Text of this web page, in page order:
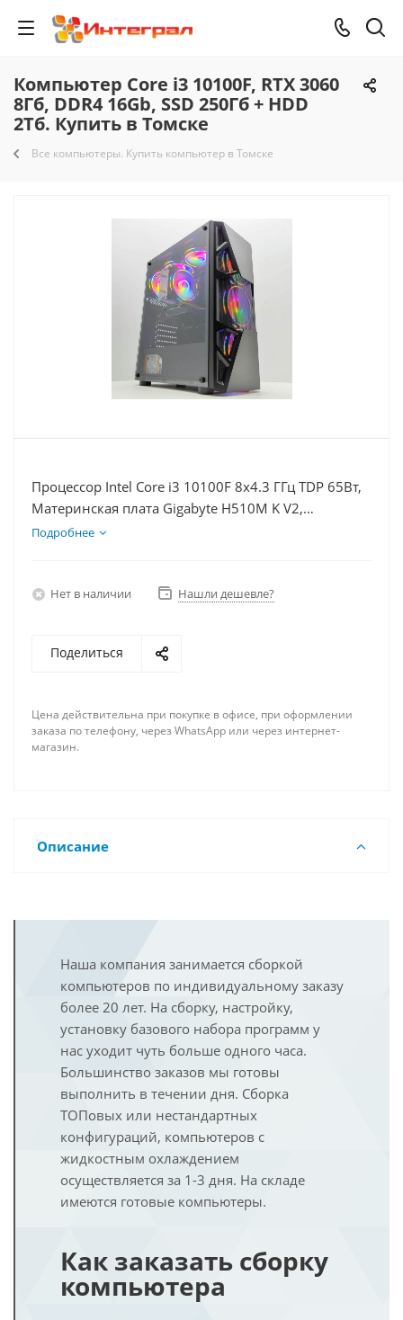
Компьютер Core i3 10100F, RTX 3060
8Гб, DDR4 16Gb, SSD 250Гб + HDD
2Тб. Купить в Томске
Все компьютеры. Купить компьютер в Томске
Процессор Intel Core i3 10100F 8x4.3 ГГц TDP 65Вт,
Материнская плата Gigabyte H510M K V2,
Видеокарта RTX 3060 8Гб, Память DDR4 16Gb,
Подробнее
Нет в наличии Нашли дешевле?
Поделиться
Цена действительна при покупке в офисе, при оформлении
заказа по телефону, через WhatsApp или через интернет-
магазин.
Описание
Наша компания занимается сборкой
компьютеров по индивидуальному заказу
более 20 лет. На сборку, настройку,
установку базового набора программ у
нас уходит чуть больше одного часа.
Большинство заказов мы готовы
выполнить в течении дня. Сборка
ТОПовых или нестандартных
конфигураций, компьютеров с
жидкостным охлаждением
осуществляется за 1-3 дня. На складе
имеются готовые компьютеры.
Как заказать сборку
компьютера